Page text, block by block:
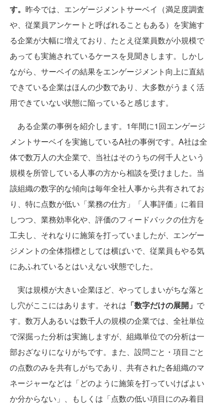
す。 昨今では、エンゲージメントサーベイ（満足度調査
や、従業員アンケートと呼ばれることもある）を実施す
る企業が大幅に増えており、たとえ従業員数が小規模で
あっても実施されているケースを見聞きします。しかし
ながら、サーベイの結果をエンゲージメント向上に直結
できている企業はほんの少数であり、大多数がうまく活
用できていない状態に陥っていると感じます。
ある企業の事例を紹介します。1年間に1回エンゲージ
メントサーベイを実施しているA社の事例です。A社は全
体で数万人の大企業で、当社はそのうちの何千人という
規模を所管している人事の方から相談を受けました。当
該組織の数字的な傾向は毎年全社人事から共有されてお
り、特に点数が低い「業務の仕方」「人事評価」に着目
しつつ、業務効率化や、評価のフィードバックの仕方を
工夫し、それなりに施策を打っていましたが、エンゲー
ジメントの全体指標としては横ばいで、従業員もやる気
にあふれているとはいえない状態でした。
実は規模が大きい企業ほど、やってしまいがちな落と
し穴がここにはあります。それは 「数字だけの展開」 で
す。数万人あるいは数千人の規模の企業では、全社単位
で深掘った分析は実施しますが、組織単位での分析は一
部おざなりになりがちです。また、設問ごと・項目ごと
の点数のみを共有しがちであり、共有された各組織のマ
ネージャーなどは「どのように施策を打っていけばよい
か分からない」、もしくは「点数の低い項目にのみ着目